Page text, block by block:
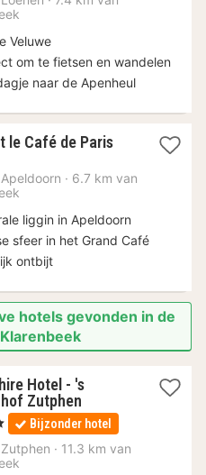
€
Veluwe
om te fietsen en wandelen
naar de Apenheul
le Café de Paris1
vanaf
Apeldoorn · 6.7 km van
liggin in Apeldoorn
sfeer in het Grand Café
ontbijt
hotels gevonden in de
Hotel - 's
Zutphen1
nacht
vanaf
110
Bijzonder hotel
Zutphen · 11.3 km van